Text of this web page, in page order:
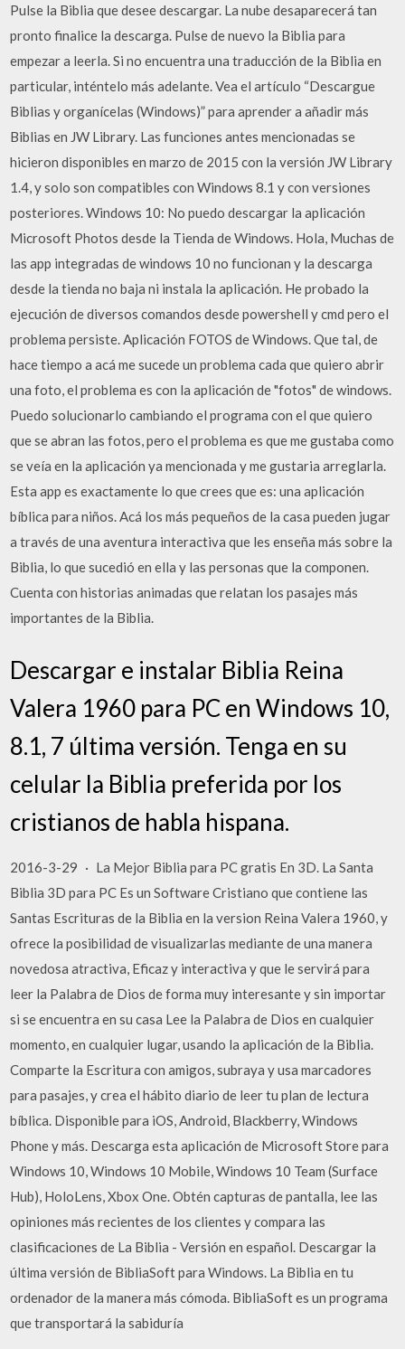
Pulse la Biblia que desee descargar. La nube desaparecerá tan
pronto finalice la descarga. Pulse de nuevo la Biblia para
empezar a leerla. Si no encuentra una traducción de la Biblia en
particular, inténtelo más adelante. Vea el artículo “Descargue
Biblias y organícelas (Windows)” para aprender a añadir más
Biblias en JW Library. Las funciones antes mencionadas se
hicieron disponibles en marzo de 2015 con la versión JW Library
1.4, y solo son compatibles con Windows 8.1 y con versiones
posteriores. Windows 10: No puedo descargar la aplicación
Microsoft Photos desde la Tienda de Windows. Hola, Muchas de
las app integradas de windows 10 no funcionan y la descarga
desde la tienda no baja ni instala la aplicación. He probado la
ejecución de diversos comandos desde powershell y cmd pero el
problema persiste. Aplicación FOTOS de Windows. Que tal, de
hace tiempo a acá me sucede un problema cada que quiero abrir
una foto, el problema es con la aplicación de "fotos" de windows.
Puedo solucionarlo cambiando el programa con el que quiero
que se abran las fotos, pero el problema es que me gustaba como
se veía en la aplicación ya mencionada y me gustaria arreglarla.
Esta app es exactamente lo que crees que es: una aplicación
bíblica para niños. Acá los más pequeños de la casa pueden jugar
a través de una aventura interactiva que les enseña más sobre la
Biblia, lo que sucedió en ella y las personas que la componen.
Cuenta con historias animadas que relatan los pasajes más
importantes de la Biblia.
Descargar e instalar Biblia Reina
Valera 1960 para PC en Windows 10,
8.1, 7 última versión. Tenga en su
celular la Biblia preferida por los
cristianos de habla hispana.
2016-3-29 · La Mejor Biblia para PC gratis En 3D. La Santa
Biblia 3D para PC Es un Software Cristiano que contiene las
Santas Escrituras de la Biblia en la version Reina Valera 1960, y
ofrece la posibilidad de visualizarlas mediante de una manera
novedosa atractiva, Eficaz y interactiva y que le servirá para
leer la Palabra de Dios de forma muy interesante y sin importar
si se encuentra en su casa Lee la Palabra de Dios en cualquier
momento, en cualquier lugar, usando la aplicación de la Biblia.
Comparte la Escritura con amigos, subraya y usa marcadores
para pasajes, y crea el hábito diario de leer tu plan de lectura
bíblica. Disponible para iOS, Android, Blackberry, Windows
Phone y más. Descarga esta aplicación de Microsoft Store para
Windows 10, Windows 10 Mobile, Windows 10 Team (Surface
Hub), HoloLens, Xbox One. Obtén capturas de pantalla, lee las
opiniones más recientes de los clientes y compara las
clasificaciones de La Biblia - Versión en español. Descargar la
última versión de BibliaSoft para Windows. La Biblia en tu
ordenador de la manera más cómoda. BibliaSoft es un programa
que transportará la sabiduría